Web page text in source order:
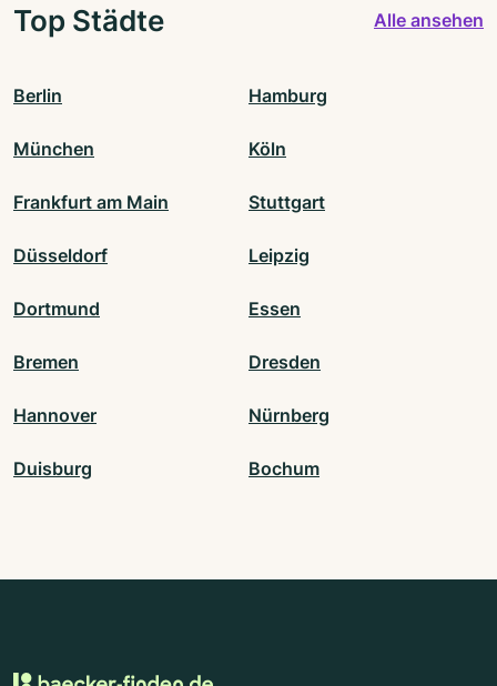
Top Städte Alle ansehen
Berlin Hamburg
München Köln
Frankfurt am Main Stuttgart
Düsseldorf Leipzig
Dortmund Essen
Bremen Dresden
Hannover Nürnberg
Duisburg Bochum